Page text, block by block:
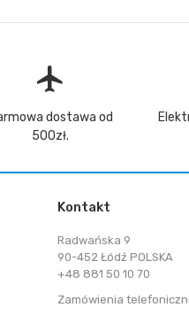
flight
dostawa od
500zł.
Kontakt
Radwańska 9
90-452 Łódź POLSKA
+48 881 50 10 70
Zamówienia